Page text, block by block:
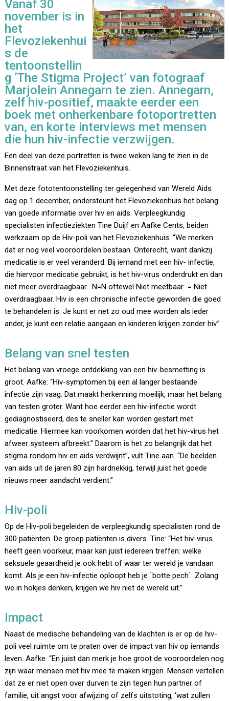
Vanaf 30
november is in
het
Flevoziekenhui
s de
tentoonstellin
g ‘The Stigma Project’ van fotograaf
Marjolein Annegarn te zien. Annegarn,
zelf hiv-positief, maakte eerder een
boek met onherkenbare fotoportretten
van, en korte interviews met mensen
die hun hiv-infectie verzwijgen.
Een deel van deze portretten is twee weken lang te zien in de
Binnenstraat van het Flevoziekenhuis.
Met deze fototentoonstelling ter gelegenheid van Wereld Aids
dag op 1 december, ondersteunt het Flevoziekenhuis het belang
van goede informatie over hiv en aids. Verpleegkundig
specialisten infectieziekten Tine Duijf en Aafke Cents, beiden
werkzaam op de Hiv-poli van het Flevoziekenhuis: “We merken
dat er nog veel vooroordelen bestaan. Onterecht, want dankzij
medicatie is er veel veranderd. Bij iemand met een hiv- infectie,
die hiervoor medicatie gebruikt, is het hiv-virus onderdrukt en dan
niet meer overdraagbaar. N=N oftewel Niet meetbaar = Niet
overdraagbaar. Hiv is een chronische infectie geworden die goed
te behandelen is. Je kunt er net zo oud mee worden als ieder
ander, je kunt een relatie aangaan en kinderen krijgen zonder hiv.”
Belang van snel testen
Het belang van vroege ontdekking van een hiv-besmetting is
groot. Aafke: “Hiv-symptomen bij een al langer bestaande
infectie zijn vaag. Dat maakt herkenning moeilijk, maar het belang
van testen groter. Want hoe eerder een hiv-infectie wordt
gediagnostiseerd, des te sneller kan worden gestart met
medicatie. Hiermee kan voorkomen worden dat het hiv-virus het
afweer systeem afbreekt.” Daarom is het zo belangrijk dat het
stigma rondom hiv en aids verdwijnt”, vult Tine aan. “De beelden
van aids uit de jaren 80 zijn hardnekkig, terwijl juist het goede
nieuws meer aandacht verdient.”
Hiv-poli
Op de Hiv-poli begeleiden de verpleegkundig specialisten rond de
300 patiënten. De groep patiënten is divers. Tine: “Het hiv-virus
heeft geen voorkeur, maar kan juist iedereen treffen: welke
seksuele geaardheid je ook hebt of waar ter wereld je vandaan
komt. Als je een hiv-infectie oploopt heb je `botte pech`. Zolang
we in hokjes denken, krijgen we hiv niet de wereld uit.”
Impact
Naast de medische behandeling van de klachten is er op de hiv-
poli veel ruimte om te praten over de impact van hiv op iemands
leven. Aafke: “En juist dan merk je hoe groot de vooroordelen nog
zijn waar mensen met hiv mee te maken krijgen. Mensen vertellen
dat ze er niet open over durven te zijn tegen hun partner of
familie, uit angst voor afwijzing of zelfs uitstoting, ‘wat zullen